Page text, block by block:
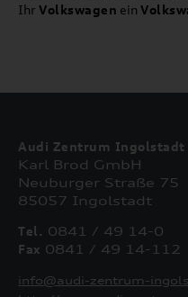
Ihr Volkswagen ein
Audi Zentrum Ingolstadt
Karl Brod GmbH
Neuburger Straße 75
85057 Ingolstadt
Tel. 0841 / 49 14-0
Fax 0841 / 49 14-112
info@audi-zentrum-